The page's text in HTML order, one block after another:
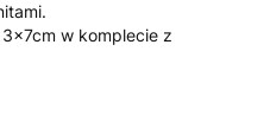
w komplecie z